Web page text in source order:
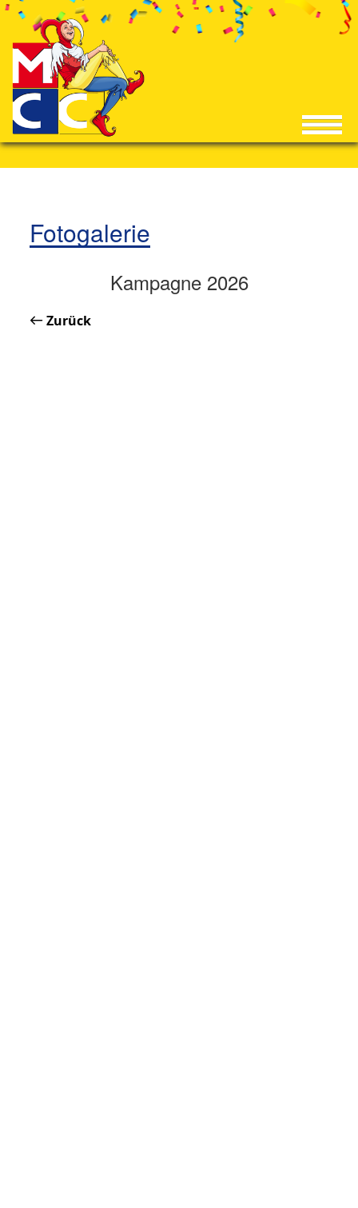
Fotogalerie
Kampagne 2026
Zurück